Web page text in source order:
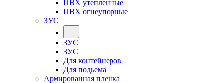
ПВХ утепленные
ПВХ огнеупорные
ЗУС
ЗУС
ЗУС
Для контейнеров
Для подьема
Армированная пленка